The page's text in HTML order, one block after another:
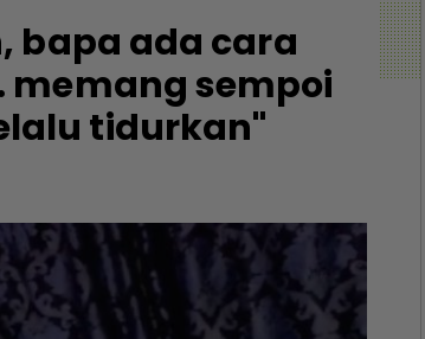
bapa ada cara
memang sempoi
tidurkan"